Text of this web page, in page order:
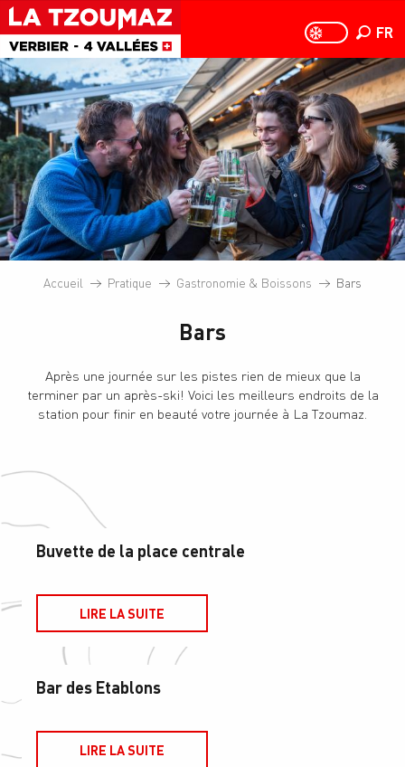
Aller
au
contenu
principal
PAGE D’ACCUEIL
PAGE
FR
Accueil Pratique Gastronomie & Boissons Bars
Bars
Après une journée sur les pistes rien de mieux que la
terminer par un après-ski! Voici les meilleurs endroits de la
station pour finir en beauté votre journée à La Tzoumaz.
Buvette de la place centrale
LIRE LA SUITE
Bar des Etablons
LIRE LA SUITE